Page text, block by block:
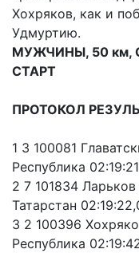
Хохряков, как и
Удмуртию.
МУЖЧИНЫ, 50 км,
СТАРТ
ПРОТОКОЛ
1 3 100081
Республика
2 7 101834
Татарстан
3 2 100396
Республика